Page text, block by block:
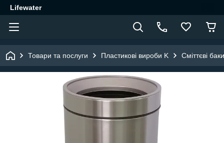
Lifewater
Товари та послуги Пластикові вироби K Сміттєві